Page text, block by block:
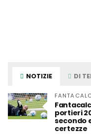
NOTIZIE DI
portieri
secondo
certezze